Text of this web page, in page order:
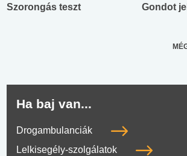
Szorongás teszt Gondot
Ha baj van...
Drogambulanciák
Lelkisegély-szolgálatok